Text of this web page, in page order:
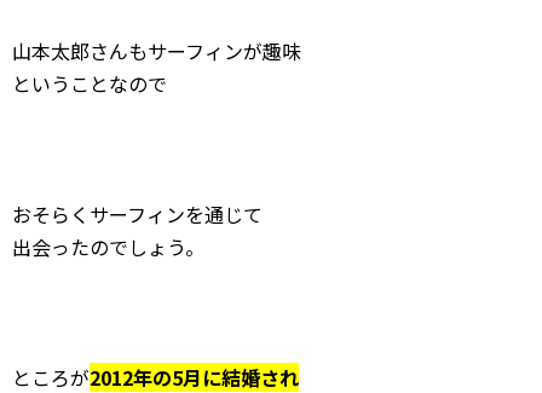
山本太郎さんもサーフィンが趣味
ということなので
おそらくサーフィンを通じて
出会ったのでしょう。
ところが2012年の5月に結婚され